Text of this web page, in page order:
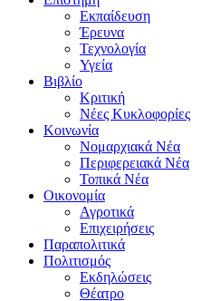
Εκπαίδευση
Έρευνα
Τεχνολογία
Υγεία
Βιβλίο
Κριτική
Νέες Κυκλοφορίες
Κοινωνία
Νομαρχιακά Νέα
Περιφερειακά Νέα
Τοπικά Νέα
Οικονομία
Αγροτικά
Επιχειρήσεις
Παραπολιτικά
Πολιτισμός
Εκδηλώσεις
Θέατρο